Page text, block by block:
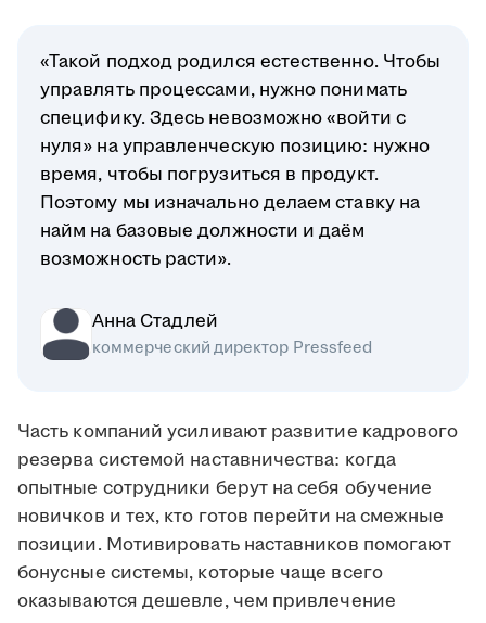
«Такой подход родился естественно. Чтобы
управлять процессами, нужно понимать
специфику. Здесь невозможно «войти с
нуля» на управленческую позицию: нужно
время, чтобы погрузиться в продукт.
Поэтому мы изначально делаем ставку на
найм на базовые должности и даём
возможность расти».
Анна Стадлей
коммерческий директор Pressfeed
Часть компаний усиливают развитие кадрового
резерва системой наставничества: когда
опытные сотрудники берут на себя обучение
новичков и тех, кто готов перейти на смежные
позиции. Мотивировать наставников помогают
бонусные системы, которые чаще всего
оказываются дешевле, чем привлечение